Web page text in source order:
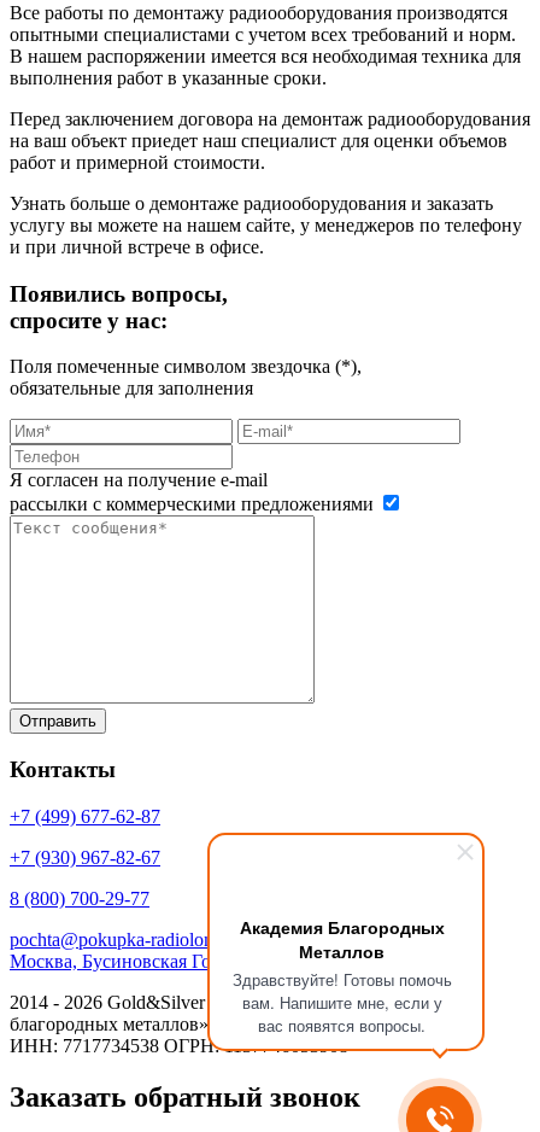
Академия Благородных
Металлов
Здравствуйте! Готовы помочь
вам. Напишите мне, если у
вас появятся вопросы.
Все работы по демонтажу радиооборудования производятся
опытными специалистами с учетом всех требований и норм.
В нашем распоряжении имеется вся необходимая техника для
выполнения работ в указанные сроки.
Перед заключением договора на демонтаж радиооборудования
на ваш объект приедет наш специалист для оценки объемов
работ и примерной стоимости.
Узнать больше о демонтаже радиооборудования и заказать
услугу вы можете на нашем сайте, у менеджеров по телефону
и при личной встрече в офисе.
Появились вопросы,
спросите у нас:
Поля помеченные символом звездочка (*),
обязательные для заполнения
Я согласен на получение e-mail
рассылки с коммерческими предложениями
Контакты
+7 (499) 677-62-87
+7 (930) 967-82-67
8 (800) 700-29-77
pochta@pokupka-radiolom.ru
Москва, Бусиновская Горка, 1Е с.5
2014 - 2026 Gold&Silver Научный Центр «Академия
благородных металлов»
ИНН: 7717734538 ОГРН: 1137746053908
Заказать обратный звонок